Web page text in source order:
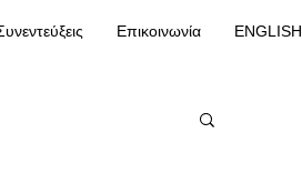
Επικοινωνία ENGLISH